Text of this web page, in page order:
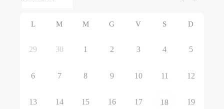
L M M G V S D
29 30 1 2 3 4 5
6 7 8 9 10 11 12
13 14 15 16 17 18 19